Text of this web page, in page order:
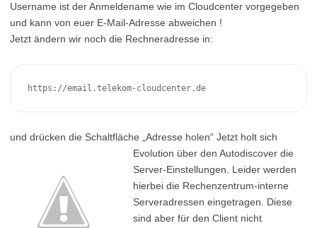
Username ist der Anmeldename wie im Cloudcenter vorgegeben
und kann von euer E-Mail-Adresse abweichen !
Jetzt ändern wir noch die Rechneradresse in:
https://email.telekom-cloudcenter.de
und drücken die Schaltfläche „Adresse holen“ Jetzt holt sich
Evolution über den Autodiscover die
Server-Einstellungen. Leider werden
hierbei die Rechenzentrum-interne
Serveradressen eingetragen. Diese
sind aber für den Client nicht